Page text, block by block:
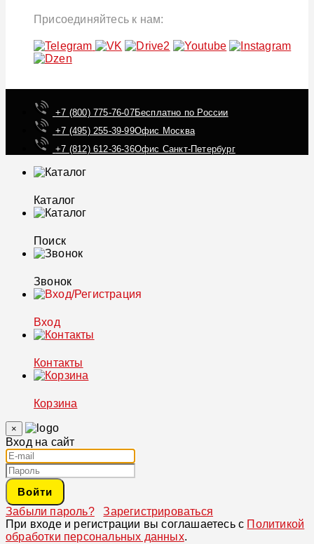
Присоединяйтесь к нам:
+7 (800) 775-76-07Бесплатно по России
+7 (495) 255-39-99Офис Москва
+7 (812) 612-36-36Офис Санкт-Петербург
Каталог
Поиск
Звонок
Вход
Контакты
Корзина
×
Вход на сайт
Войти
Забыли пароль?
Зарегистрироваться
При входе и регистрации вы соглашаетесь с Политикой
обработки персональных данных.